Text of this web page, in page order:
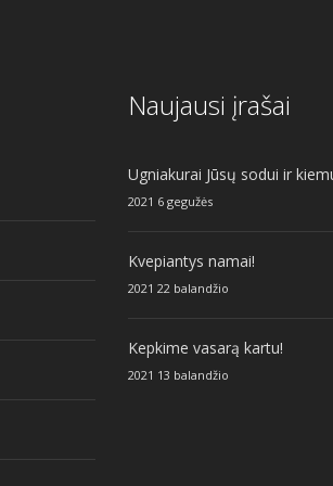
Naujausi įrašai
Ugniakurai Jūsų sodui ir
2021 6 gegužės
Kvepiantys namai!
2021 22 balandžio
Kepkime vasarą kartu!
2021 13 balandžio